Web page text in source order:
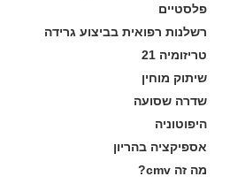
פלסטיים
רשלנות רפואית בביצוע גרידה
טריזומיה 21
שיתוק מוחין
שדרה שסועה
היפוטוניה
אספיקציה בהריון
מה זה cmv?